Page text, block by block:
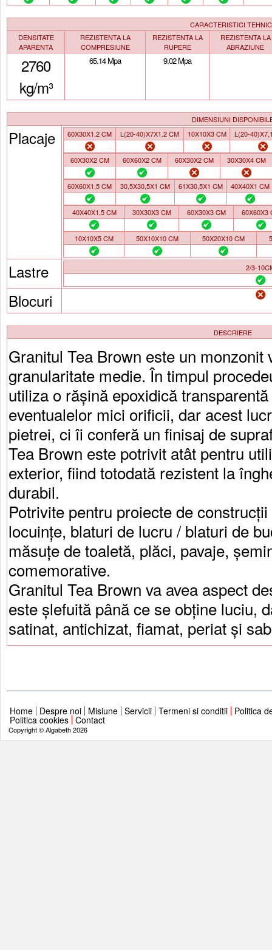
CARACTERISTICI
DENSITATE
APARENTA
REZISTENTA LA
COMPRESIUNE
REZISTENTA LA
RUPERE
REZISTENTA LA
ABRAZIUNE
2760
kg/m³
65.14 Mpa 9.02 Mpa
DIMENSIUNI
Placaje 60X30X1.2 CM L(20-40)X7X1.2 CM 10X10X3 CM L(20-
60X30X2 CM 60X60X2 CM 60X30X2 CM 30X30X4 CM
60X60X1,5 CM 30,5X30,5X1 CM 61X30,5X1 CM 40X40X1 CM
40X40X1,5 CM 30X30X3 CM 60X30X3 CM 60X60X3
10X10X5 CM 50X10X10 CM 50X20X10 CM
Lastre 2/3-
Blocuri
DESCRIERE
Granitul Tea Brown este un monzonit
granularitate medie. În timpul
utiliza o rășină epoxidică
eventualelor mici orificii, dar acest
pietrei, ci îi conferă un finisaj de
Tea Brown este potrivit atât pentru
exterior, fiind totodată rezistent la
durabil.
Potrivite pentru proiecte de
locuințe, blaturi de lucru / blaturi de
măsuțe de toaletă, plăci, pavaje,
comemorative.
Granitul Tea Brown va avea aspect
este șlefuită până ce se obține luciu,
satinat, antichizat, fiamat, periat și
Home Despre noi Misiune Servicii Termeni si conditii Politica
Politica cookies Contact
Copyright © Algabeth 2026